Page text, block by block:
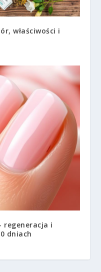
właściwości i
regeneracja i
dniach